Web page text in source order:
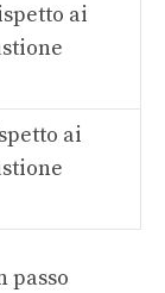
ai
ai
passo